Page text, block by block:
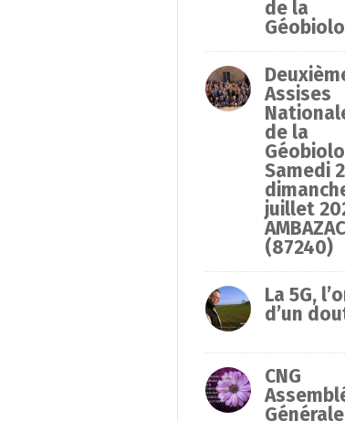
de la
Assises
de la
Samedi
juillet
AMBAZAC
(87240)
La 5G,
d’un
CNG
Générale